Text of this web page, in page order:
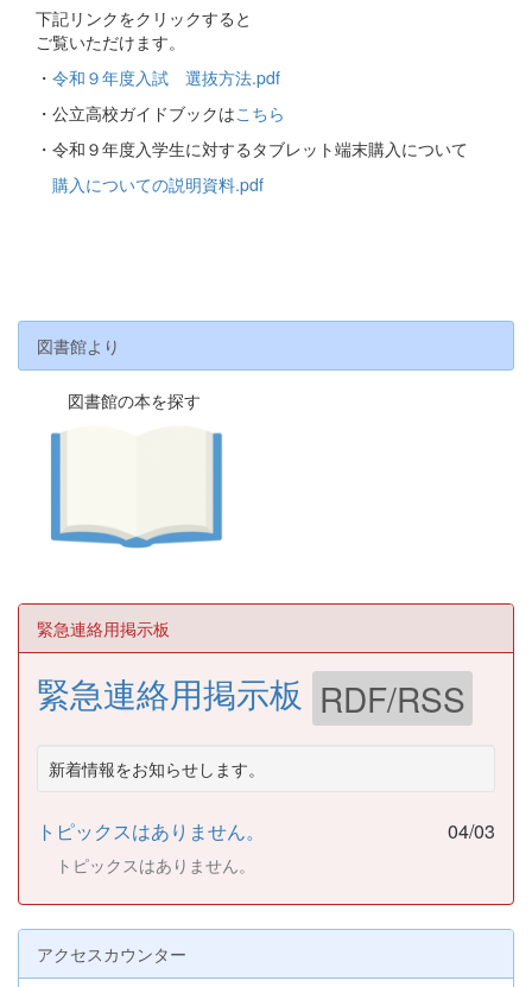
下記リンクをクリックすると
ご覧いただけます。
・ 令和９年度入試 選抜方法.pdf
・公立高校ガイドブックはこちら
・令和９年度入学生に対するタブレット端末購入について
購入についての説明資料.pdf
図書館より
図書館の本を探す
緊急連絡用掲示板
緊急連絡用掲示板 RDF/RSS
新着情報をお知らせします。
トピックスはありません。 04/03
トピックスはありません。
アクセスカウンター